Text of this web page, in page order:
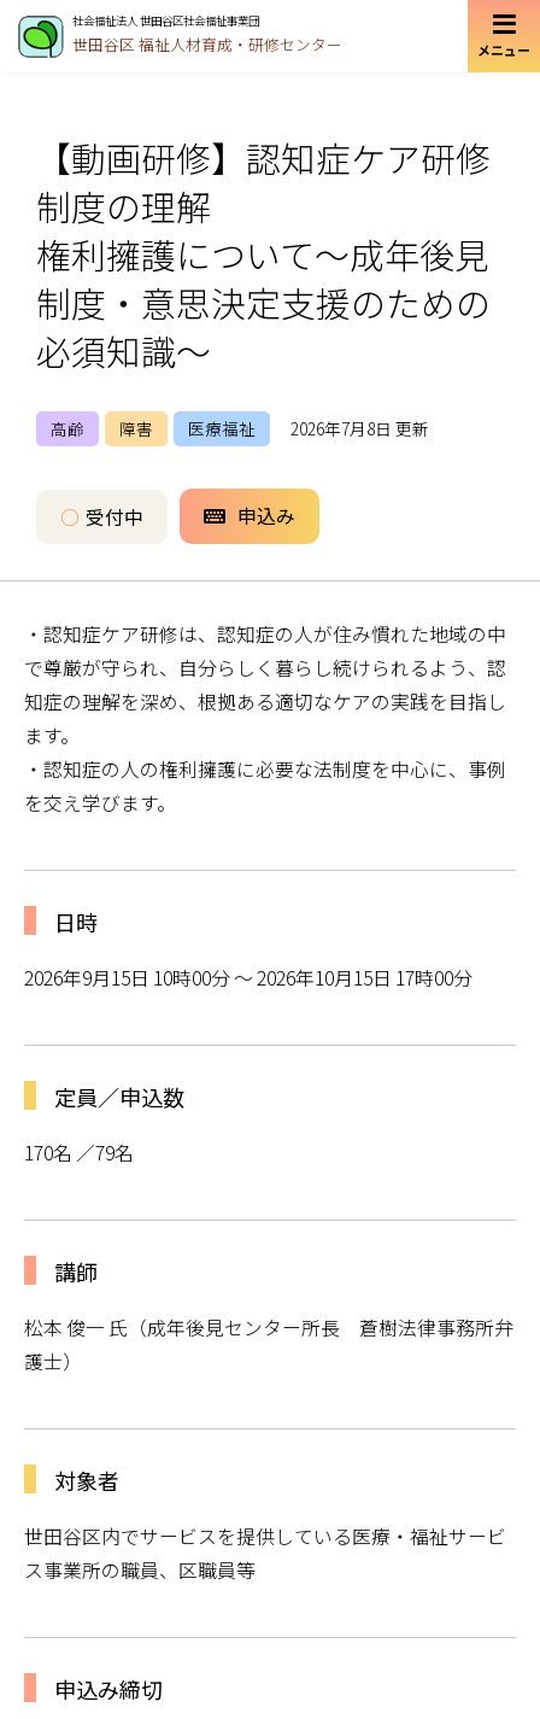
社会福祉法人 世田谷区社会福祉事業団
世田谷区 福祉人材育成・研修センター
【動画研修】認知症ケア研修
制度の理解
権利擁護について～成年後見
制度・意思決定支援のための
必須知識～
高齢 障害 医療福祉 2026年7月8日 更新
○ 受付中 申込み
・認知症ケア研修は、認知症の人が住み慣れた地域の中
で尊厳が守られ、自分らしく暮らし続けられるよう、認
知症の理解を深め、根拠ある適切なケアの実践を目指し
ます。
・認知症の人の権利擁護に必要な法制度を中心に、事例
を交え学びます。
日時
2026年9月15日 10時00分 ～ 2026年10月15日 17時00分
定員／申込数
170名 ／79名
講師
松本 俊一 氏（成年後見センター所長 蒼樹法律事務所弁
護士）
対象者
世田谷区内でサービスを提供している医療・福祉サービ
ス事業所の職員、区職員等
申込み締切
メニュー